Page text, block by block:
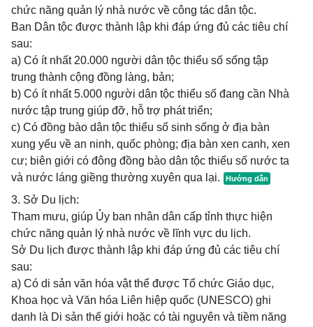
chức năng quản lý nhà nước về công tác dân tộc.
Ban Dân tộc được thành lập khi đáp ứng đủ các tiêu chí
sau:
a) Có ít nhất 20.000 người dân tộc thiểu số sống tập
trung thành cộng đồng làng, bản;
b) Có ít nhất 5.000 người dân tộc thiểu số đang cần Nhà
nước tập trung giúp đỡ, hỗ trợ phát triển;
c) Có đồng bào dân tộc thiểu số sinh sống ở địa bàn
xung yếu về an ninh, quốc phòng; địa bàn xen canh, xen
cư; biên giới có đông đồng bào dân tộc thiểu số nước ta
và nước láng giềng thường xuyên qua lại.
3. Sở Du lịch:
Tham mưu, giúp Ủy ban nhân dân cấp tỉnh thực hiện
chức năng quản lý nhà nước về lĩnh vực du lịch.
Sở Du lịch được thành lập khi đáp ứng đủ các tiêu chí
sau:
a) Có di sản văn hóa vật thể được Tổ chức Giáo dục,
Khoa học và Văn hóa Liên hiệp quốc (UNESCO) ghi
danh là Di sản thế giới hoặc có tài nguyên và tiềm năng